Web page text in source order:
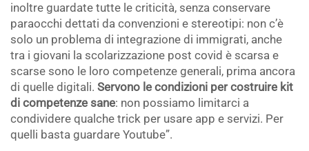
inoltre guardate tutte le criticità, senza conservare
paraocchi dettati da convenzioni e stereotipi: non c’è
solo un problema di integrazione di immigrati, anche
tra i giovani la scolarizzazione post covid è scarsa e
scarse sono le loro competenze generali, prima ancora
di quelle digitali. Servono le condizioni per costruire kit
di competenze sane: non possiamo limitarci a
condividere qualche trick per usare app e servizi. Per
quelli basta guardare Youtube”.